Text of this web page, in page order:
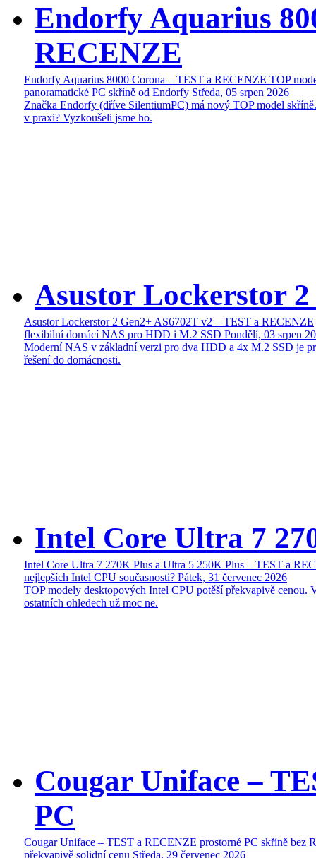
Endorfy Aquarius
RECENZE
Endorfy Aquarius 8000 Corona – TEST a RECENZE TOP
panoramatické PC skříně od Endorfy Středa, 05 srpen 2026
Značka Endorfy (dříve SilentiumPC) má nový TOP model
v praxi? Vyzkoušeli jsme ho.
Asustor Lockerstor
Asustor Lockerstor 2 Gen2+ AS6702T v2 – TEST a RECENZE
flexibilní domácí NAS pro HDD i M.2 SSD Pondělí, 03 srpen
Moderní NAS v základní verzi pro dva HDD a 4x M.2 SSD je
řešení do domácnosti.
Intel Core Ultra 7
Intel Core Ultra 7 270K Plus a Ultra 5 250K Plus – TEST a
nejlepších Intel CPU současnosti? Pátek, 31 červenec 2026
TOP modely desktopových Intel CPU potěší překvapivě cenou.
ostatních ohledech už moc ne.
Cougar Uniface –
PC
Cougar Uniface – TEST a RECENZE prostorné PC skříně bez
překvapivě solidní cenu Středa, 29 červenec 2026